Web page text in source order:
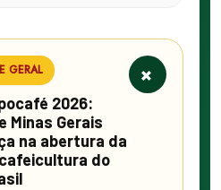
GERAL
2026:
Minas Gerais
na abertura da
do
+